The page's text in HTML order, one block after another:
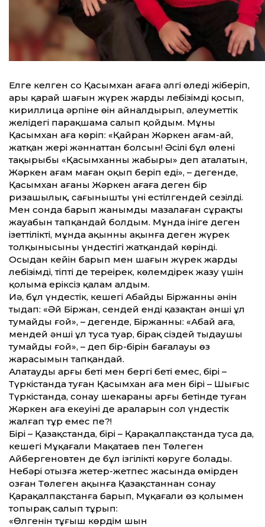
Елге келген соң Қасымхан ағаға әлгі өлеңді жіберіп,
ары қарай шағын жүрек жарды лебізімді қосып,
кириллица әрпіне өңін айналдырып, әлеуметтік
желідегі парақшама салып қойдым. Мұны
Қасымхан аға көріп: «Қайран Жәркен ағам-ай,
жатқан жерің жәннаттан болсын! Әсілі бұл өлеңнің
тақырыбы «Қасымханның жаңбыры» деп аталатын,
Жәркен ағам маған оқып беріп еді», – дегенде,
Қасымхан ағаның Жәркен ағаға деген бір
ризашылық, сағынышты үні естілгендей сезілді.
Мен сонда барып жанымды мазала­ған сұрақтың
жауабын тапқандай болдым. Мұнда ініге деген
ізеттіліктің, мұнда ақынның ақынға деген жүрек
толқынысының үндестігі жатқандай көрінді.
Осыдан кейін барып мен шағын жүрек жарды
лебізімді, тіпті де тереңірек, көлемдірек жазу үшін
қолыма еріксіз қалам алдым.
Иә, бұл үндестік, кешегі Абайдың Біржанның әнін
тыңдап: «Әй Біржан, сендей енді қазақтан әнші ұл
тумайды ғой», – дегенде, Біржанның: «Абай аға,
мендей әнші ұл туса туар, бірақ сіздей тыңдаушы
тумайды ғой», – деп бір-бірін бағалауы өз
жарасымын тапқандай.
Алатаудың арғы беті мен бергі беті емес, бірі –
Түркістанда туған Қасымхан аға мен бірі – Шығыс
Түркістанда, сонау шекараның арғы бетінде туған
Жәркен аға екеуінің де араларын сол үндестік
жалғап тұр емес пе?!
Бірі – Қазақстанда, бірі – Қарақал­пақс­танда туса да,
кешегі Мұқағали Мақатаев пен Төлеген
Айбергеновтен де бұл ізгі­лік­ті көруге болады.
Небәрі отызға жетер-жетпес жасында өмірден
озған Төлеген ақынға Қазақстаннан сонау
Қарақалпақстанға барып, Мұқағали өз қолымен
топырақ салып тұрып:
«Өлгенін тұңғыш көрдім шын